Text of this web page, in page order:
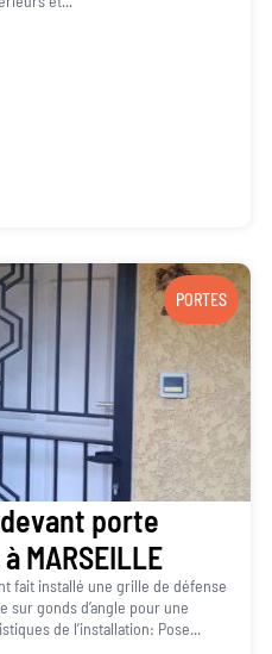
PORTES
porte
MARSEILLE
fait installé une grille de défense
sur gonds d’angle pour une
de l’installation: Pose...